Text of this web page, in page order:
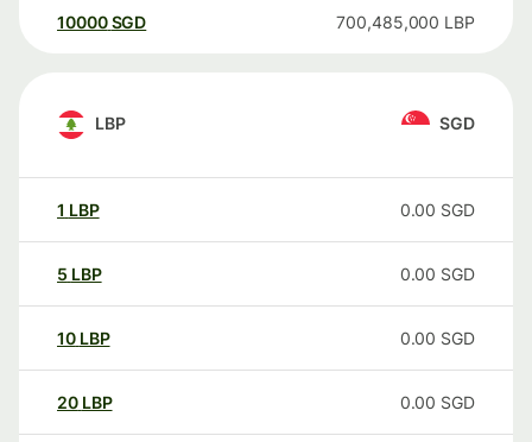
10000 SGD 700,485,000 LBP
LBP SGD
1 LBP 0.00 SGD
5 LBP 0.00 SGD
10 LBP 0.00 SGD
20 LBP 0.00 SGD